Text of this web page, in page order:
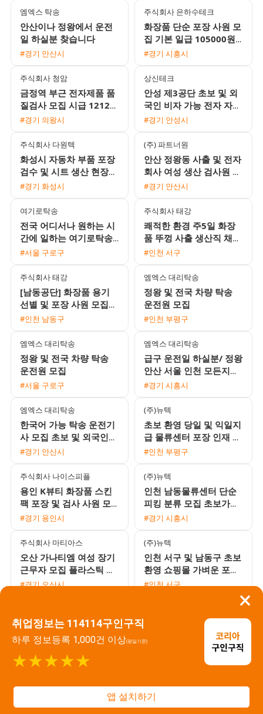
×
취업정보는 114114구인구직
하루 정보등록 1,000건 이상(평일기준)
★★★★★
앱 설치하기
엠엑스 탁송
안산이나 정왕에서 운전
일 하실분 찾습니다
#경기 안산시
주식회사 은하수테크
화장품 단순 포장 사원 모
집 기본 일급 105000원
외국인 지원 가능
#경기 시흥시
주식회사 청암
금정역 부근 전자제품 품
질검사 모집 시급 12120
원 주급 가능 완벽한 좌식
#경기 의왕시
상신테크
안성 제3공단 초보 및 외
국인 비자 가능 전자 자동
차 부품 조립 검수 용접
#경기 안성시
주식회사 다원텍
화성시 자동차 부품 포장
검수 및 시트 생산 현장
사원 채용
#경기 화성시
(주) 파트너원
안산 정왕동 사출 및 전자
회사 여성 생산 검사원 모
집 주급 일당 지급 및 통
#경기 안산시
여기로탁송
전국 어디서나 원하는 시
간에 일하는 여기로탁송
운전기사 모집 (초보 및
#서울 구로구
주식회사 태강
쾌적한 환경 주5일 화장
품 뚜껑 사출 생산직 채용
주급 가능 및 정직원 전환
#인천 서구
주식회사 태강
[남동공단] 화장품 용기
선별 및 포장 사원 모집
(주급 가능 / 주5일 2교
#인천 남동구
엠엑스 대리탁송
정왕 및 전국 차량 탁송
운전원 모집
#인천 부평구
엠엑스 대리탁송
정왕 및 전국 차량 탁송
운전원 모집
#서울 구로구
엠엑스 대리탁송
급구 운전일 하실분/ 정왕
안산 서울 인천 모든지역
가능
#경기 시흥시
엠엑스 대리탁송
한국어 가능 탁송 운전기
사 모집 초보 및 외국인
환영
#경기 안산시
(주)뉴텍
초보 환영 당일 및 익일지
급 물류센터 포장 인재 모
집
#인천 부평구
주식회사 나이스피플
용인 K뷰티 화장품 스킨
팩 포장 및 검사 사원 모
집 초보 및 동반지원 환영
#경기 용인시
(주)뉴텍
인천 남동물류센터 단순
피킹 분류 모집 초보가능
익일지급 프로모션 진행
#경기 시흥시
주식회사 마티아스
오산 가나티엠 여성 장기
근무자 모집 플라스틱 사
상 및 검사 단순 작업 통
#경기 오산시
(주)뉴텍
인천 서구 및 남동구 초보
환영 쇼핑몰 가벼운 포장
및 라벨 부착 단순 업무
#인천 서구
정남면 대기업 자동차 헤
드라이트 조립 사출 사원
모집 초보 및 교포 환영
정남산업단지 기초화장품
단순포장 신입 채용 오산
병점 통근버스 운행 주간
고정 워라밸 보장
오산 통근버스 운행 화장
품 케이스 단순 조립 대규
기초화장품 포장 긴급 대
규모 채용 만근수당 및 교